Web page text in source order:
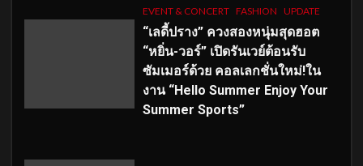
EVENT & CONCERT FASHION UPDATE
“เลดี้ปราง” ควงสองหนุ่มสุดฮอต
“หยิ่น-วอร์” เปิดรันเวย์ต้อนรับ
ซัมเมอร์ด้วย คอลเลกชั่นใหม่!ใน
งาน “Hello Summer Enjoy Your
Summer Sports”